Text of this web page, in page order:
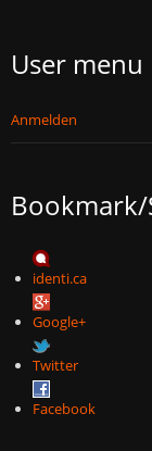
User menu
Anmelden
identi.ca
Google+
Twitter
Facebook